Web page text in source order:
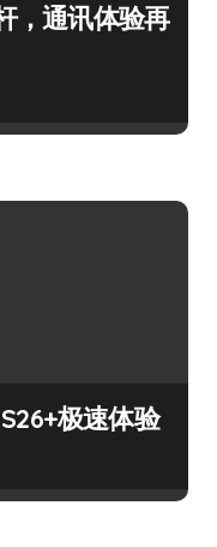
，通讯体验再
极速体验